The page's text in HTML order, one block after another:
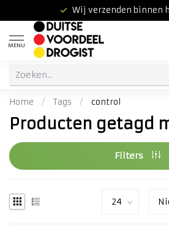
Wij verzenden binnen
MENU
Home / Tags / control
Producten getagd
Filters